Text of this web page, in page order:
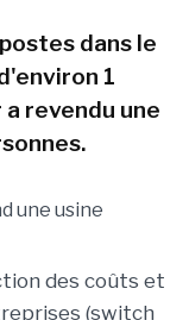
dans le
1
revendu une
des coûts et
(switch